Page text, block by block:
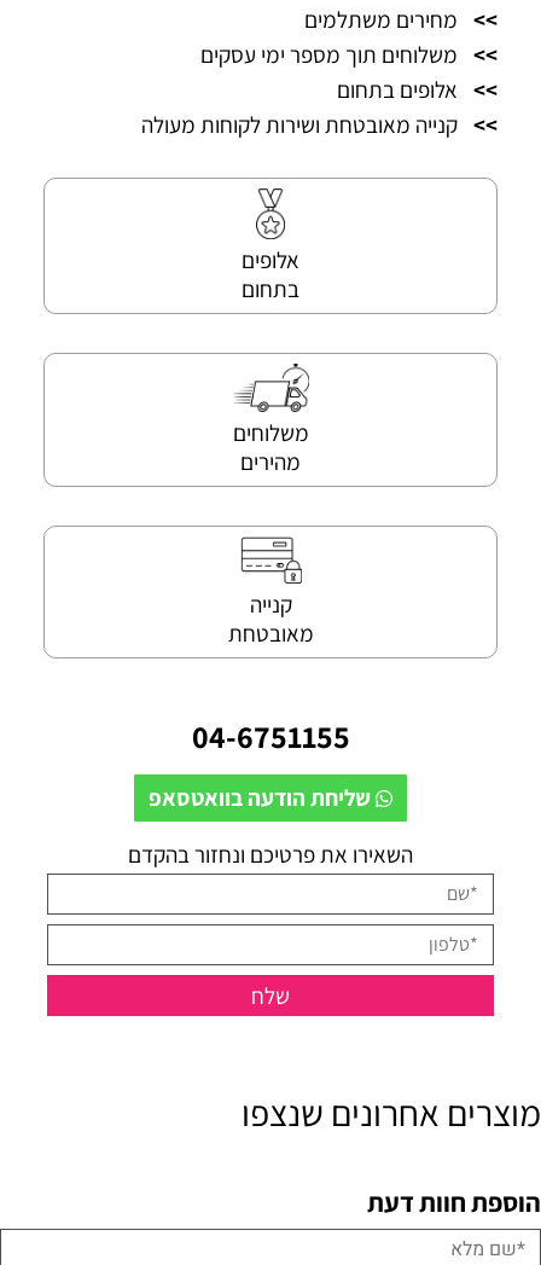
>> מחירים משתלמים
>> משלוחים תוך מספר ימי עסקים
>> אלופים בתחום
>> קנייה מאובטחת ושירות לקוחות מעולה
אלופים
בתחום
משלוחים
מהירים
קנייה
מאובטחת
04-6751155
שליחת הודעה בוואטסאפ
השאירו את פרטיכם ונחזור בהקדם
מוצרים אחרונים שנצפו
הוספת חוות דעת